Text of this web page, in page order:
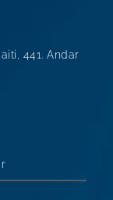
441. Andar